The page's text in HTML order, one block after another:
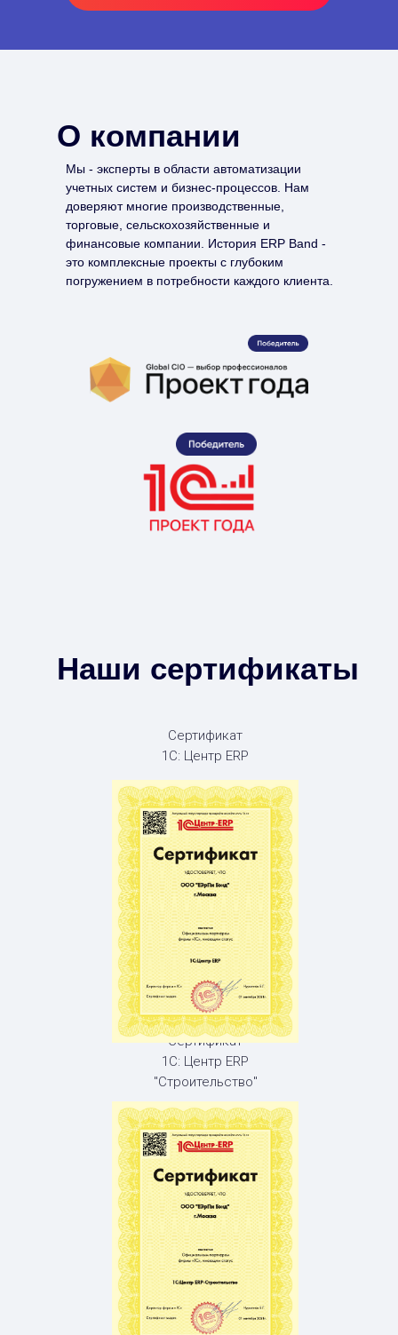
Мы - эксперты в области автоматизации
учетных систем и бизнес-процессов. Нам
доверяют многие производственные,
торговые, сельскохозяйственные и
финансовые компании. История ERP Band -
это комплексные проекты с глубоким
погружением в потребности каждого клиента.
О компании
Наши сертификаты
Сертификат
1С: Центр ERP
Сертификат
1С: Центр ERP
"Строительство"